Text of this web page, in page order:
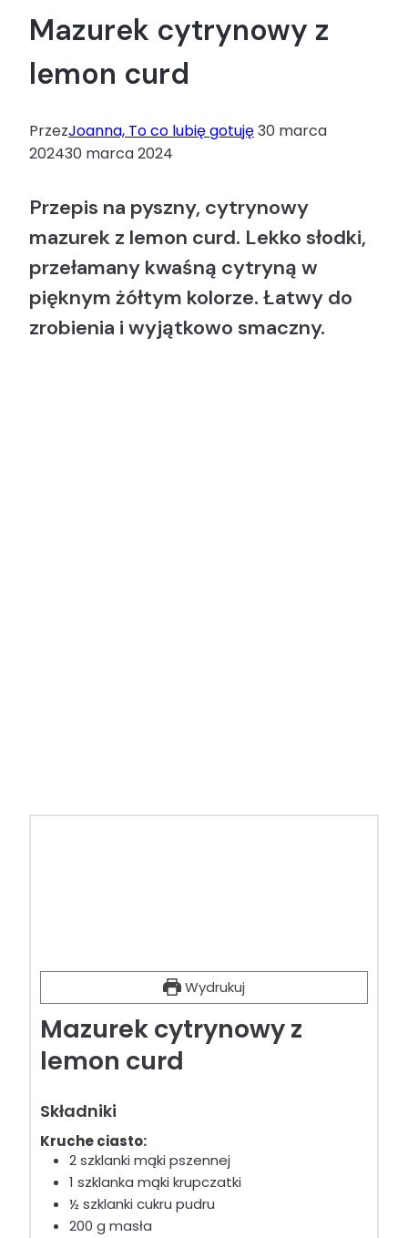
Mazurek cytrynowy z
lemon curd
PrzezJoanna, To co lubię gotuję30 marca
202430 marca 2024
Przepis na pyszny, cytrynowy
mazurek z lemon curd. Lekko słodki,
przełamany kwaśną cytryną w
pięknym żółtym kolorze. Łatwy do
zrobienia i wyjątkowo smaczny.
Wydrukuj
Mazurek cytrynowy z
lemon curd
Składniki
Kruche ciasto:
2szklanki mąki pszennej
1 szklanka mąki krupczatki
½szklanki cukru pudru
200 g masła